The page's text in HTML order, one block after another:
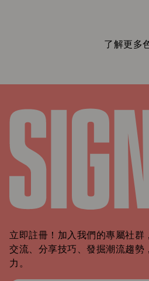
了解更多
立即註冊！加入我們的專屬社群
交流、分享技巧、發掘潮流趨勢
力。